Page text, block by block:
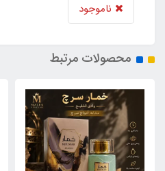
ناموجود
محصولات مرتبط